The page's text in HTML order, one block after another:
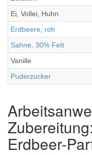
Ei, Vollei, Huhn
Erdbeere, roh
Sahne, 30% Fett
Vanille
Puderzucker
Zubereitung:
Erdbeer-